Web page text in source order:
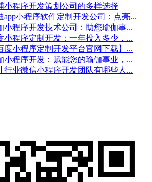
小程序开发策划公司的多样选择
app小程序软件定制开发公司：点亮...
小程序开发技术公司：助您瑜伽事...
小程序定制开发：一年投入多少，...
度小程序定制开发平台官网下载】...
小程序开发：赋能您的瑜伽事业，...
行业微信小程序开发团队有哪些人...